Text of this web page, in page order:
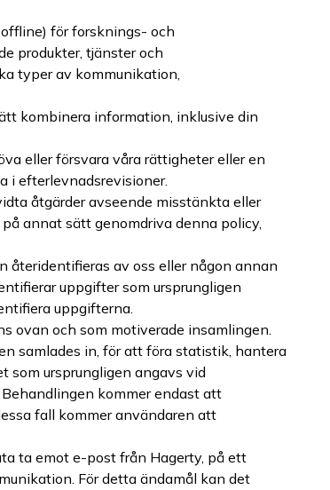
för forsknings- och
produkter, tjänster och
typer av kommunikation,
kombinera information, inklusive din
eller försvara våra rättigheter eller en
i efterlevnadsrevisioner.
åtgärder avseende misstänkta eller
annat sätt genomdriva denna policy,
av oss eller någon annan
uppgifter som ursprungligen
uppgifterna.
ovan och som motiverade insamlingen.
samlades in, för att föra statistik, hantera
som ursprungligen angavs vid
kommer endast att
fall kommer användaren att
ta emot e-post från Hagerty, på ett
För detta ändamål kan det